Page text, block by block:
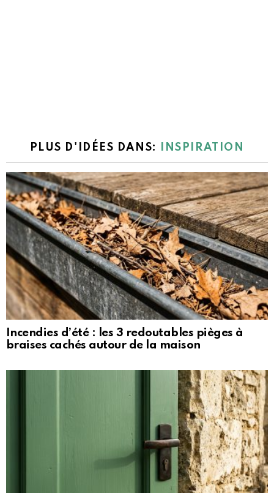
PLUS D'IDÉES DANS: INSPIRATION
Incendies d’été : les 3 redoutables pièges à
braises cachés autour de la maison